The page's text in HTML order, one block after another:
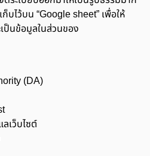
บไว้บน “Google sheet” เพื่อให้
เป็นข้อมูลในส่วนของ
(DA)
เว็บไซต์